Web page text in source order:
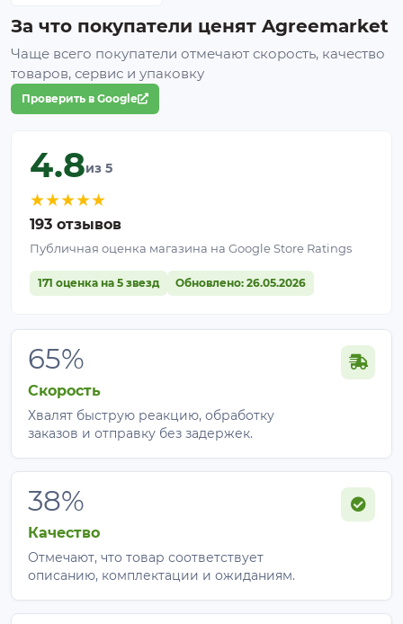
Идеальный инструмент для этого – система
зашторивания. Затеняющий экран закрывается
при высокой освещённости и открывается при
низкой. В качестве затеняющего материала
используется сетка или специальная ткань.
За что покупатели ценят Agreemarket
Чаще всего покупатели отмечают скорость, качество
товаров, сервис и упаковку
Проверить в Google
4.8из 5
★★★★★
193 отзывов
Публичная оценка магазина на Google Store Ratings
171 оценка на 5 звезд Обновлено: 26.05.2026
65%
Скорость
Хвалят быструю реакцию, обработку
заказов и отправку без задержек.
38%
Качество
Отмечают, что товар соответствует
описанию, комплектации и ожиданиям.